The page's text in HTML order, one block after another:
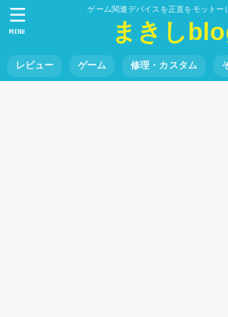
ゲーム関連デバイスを正直をモットー
まきし
レビュー ゲーム 修理・カスタム
MENU